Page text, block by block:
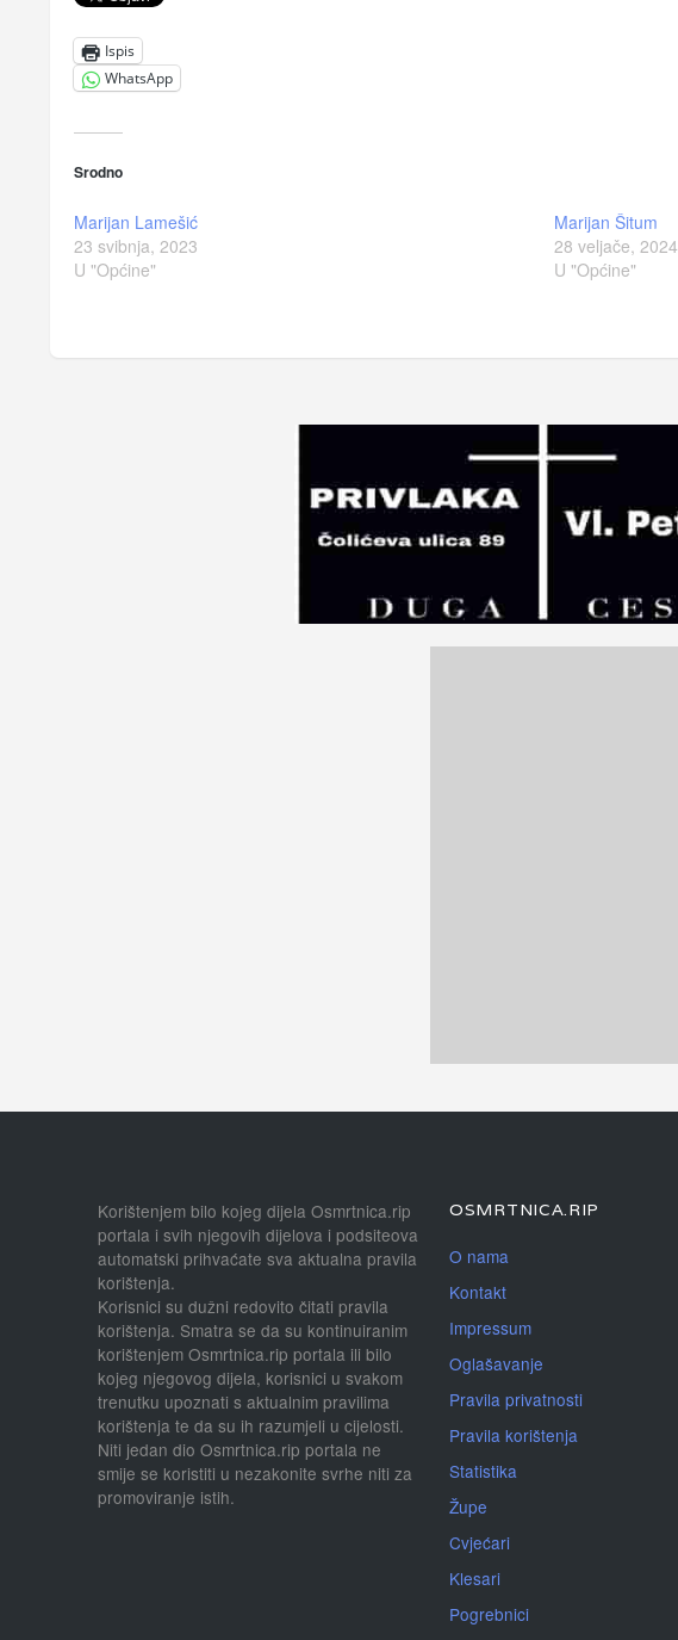
Ispis
WhatsApp
Srodno
Marijan Lamešić
23 svibnja, 2023
U "Općine"
Marijan Šitum
28 veljače, 2024
U "Općine"
Korištenjem bilo kojeg dijela Osmrtnica.rip
portala i svih njegovih dijelova i podsiteova
automatski prihvaćate sva aktualna pravila
korištenja.
Korisnici su dužni redovito čitati pravila
korištenja. Smatra se da su kontinuiranim
korištenjem Osmrtnica.rip portala ili bilo
kojeg njegovog dijela, korisnici u svakom
trenutku upoznati s aktualnim pravilima
korištenja te da su ih razumjeli u cijelosti.
Niti jedan dio Osmrtnica.rip portala ne
smije se koristiti u nezakonite svrhe niti za
promoviranje istih.
OSMRTNICA.RIP
O nama
Kontakt
Impressum
Oglašavanje
Pravila privatnosti
Pravila korištenja
Statistika
Župe
Cvjećari
Klesari
Pogrebnici